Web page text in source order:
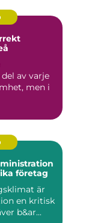
av varje
men i
företag
är
en kritisk
b&ar...